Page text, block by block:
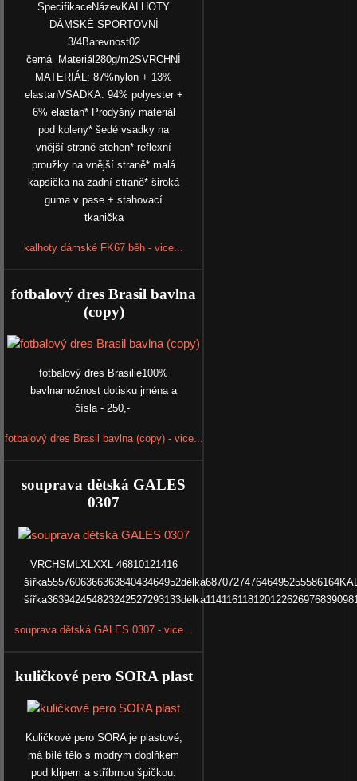
SpecifikaceNázevKALHOTY
DÁMSKÉ SPORTOVNÍ
3/4Barevnost02
černá Materiál280g/m2SVRCHNÍ
MATERIÁL: 87%nylon + 13%
elastanVSADKA: 94% polyester +
6% elastan* Prodyšný materiál
pod koleny* šedé vsadky na
vnější straně stehen* reflexní
proužky na vnější straně* malá
kapsička na zadní straně* široká
guma v pase + stahovací
tkanička
kalhoty dámské FK67 běh - vice...
fotbalový dres Brasil bavlna
(copy)
fotbalový dres Brasilie100%
bavlnamožnost dotisku jména a
čísla - 250,-
fotbalový dres Brasil bavlna (copy) - vice...
souprava dětská GALES
0307
VRCHSMLXLXXL 46810121416
souprava dětská GALES 0307 - vice...
kuličkové pero SORA plast
Kuličkové pero SORA je plastové,
má bílé tělo s modrým doplňkem
pod klipem a stříbrnou špičkou.